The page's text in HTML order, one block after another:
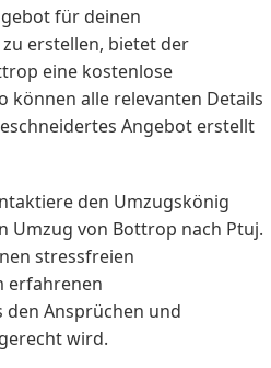
für deinen
erstellen, bietet der
eine kostenlose
können alle relevanten Details
Angebot erstellt
den Umzugskönig
Umzug von Bottrop nach Ptuj.
stressfreien
erfahrenen
Ansprüchen und
wird.